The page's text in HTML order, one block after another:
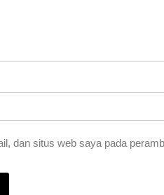
dan situs web saya pada